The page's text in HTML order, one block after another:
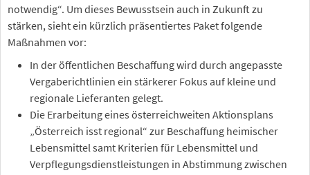
notwendig“. Um dieses Bewusstsein auch in Zukunft zu
stärken, sieht ein kürzlich präsentiertes Paket folgende
Maßnahmen vor:
In der öffentlichen Beschaffung wird durch angepasste
Vergaberichtlinien ein stärkerer Fokus auf kleine und
regionale Lieferanten gelegt.
Die Erarbeitung eines österreichweiten Aktionsplans
„Österreich isst regional“ zur Beschaffung heimischer
Lebensmittel samt Kriterien für Lebensmittel und
Verpflegungsdienstleistungen in Abstimmung zwischen